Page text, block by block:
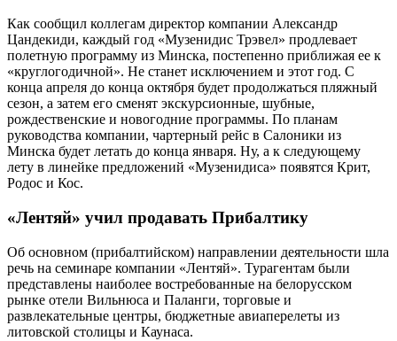
Как сообщил коллегам директор компании Александр
Цандекиди, каждый год «Музенидис Трэвел» продлевает
полетную программу из Минска, постепенно приближая ее к
«круглогодичной». Не станет исключением и этот год. С
конца апреля до конца октября будет продолжаться пляжный
сезон, а затем его сменят экскурсионные, шубные,
рождественские и новогодние программы. По планам
руководства компании, чартерный рейс в Салоники из
Минска будет летать до конца января. Ну, а к следующему
лету в линейке предложений «Музенидиса» появятся Крит,
Родос и Кос.
«Лентяй» учил продавать Прибалтику
Об основном (прибалтийском) направлении деятельности шла
речь на семинаре компании «Лентяй». Турагентам были
представлены наиболее востребованные на белорусском
рынке отели Вильнюса и Паланги, торговые и
развлекательные центры, бюджетные авиаперелеты из
литовской столицы и Каунаса.